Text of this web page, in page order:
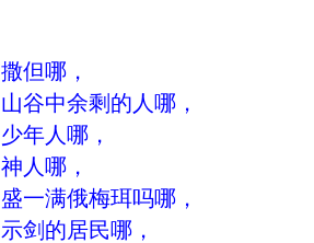
撒但哪，
山谷中余剩的人哪，
少年人哪，
神人哪，
盛一满俄梅珥吗哪，
示剑的居民哪，